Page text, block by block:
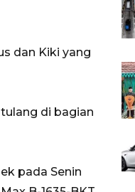
dan Kiki yang
di bagian
pada Senin